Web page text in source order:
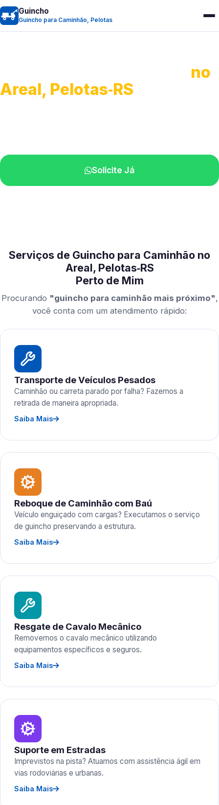
Guincho
Guincho para Caminhão, Pelotas
no
Areal, Pelotas‑RS
Solicite Já
Serviços de Guincho para Caminhão no
Areal, Pelotas‑RS
Perto de Mim
Procurando "guincho para caminhão mais próximo",
você conta com um atendimento rápido:
Transporte de Veículos Pesados
Caminhão ou carreta parado por falha? Fazemos a
retirada de maneira apropriada.
Saiba Mais
Reboque de Caminhão com Baú
Veículo enguiçado com cargas? Executamos o serviço
de guincho preservando a estrutura.
Saiba Mais
Resgate de Cavalo Mecânico
Removemos o cavalo mecânico utilizando
equipamentos específicos e seguros.
Saiba Mais
Suporte em Estradas
Imprevistos na pista? Atuamos com assistência ágil em
vias rodoviárias e urbanas.
Saiba Mais